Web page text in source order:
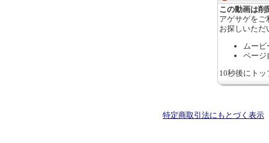
この動画は削
アゲサゲをご
お探しいただ
ムービ
ページ
10秒後にト
特定商取引法にもとづく表示